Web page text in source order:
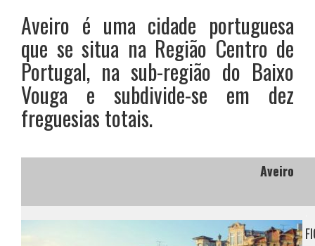
Aveiro é uma cidade portuguesa
que se situa na Região Centro de
Portugal, na sub-região do Baixo
Vouga e subdivide-se em dez
freguesias totais.
Aveiro